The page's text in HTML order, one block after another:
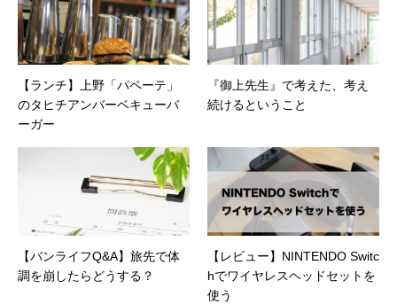
リ/内部統制・コンプライアンス/ネットワーク
セキュリティ/メールセキュリティなど）、ネッ
トワーク（KVMスイッチ/グループウェア/サー
バ/資産管理/シンクライアント/ホスティングな
ど）、その他（.NET/BI/カタログ/各種戦略/導入
事例/パートナー取材など）…ほか、多数執筆。
【ランチ】上野「パペーテ」
のタヒチアンバーベキューバ
ーガー
『御上先生』で考えた、考え
続けるということ
【バンライフQ&A】旅先で体
調を崩したらどうする？
【レビュー】NINTENDO Switc
hでワイヤレスヘッドセットを
使う